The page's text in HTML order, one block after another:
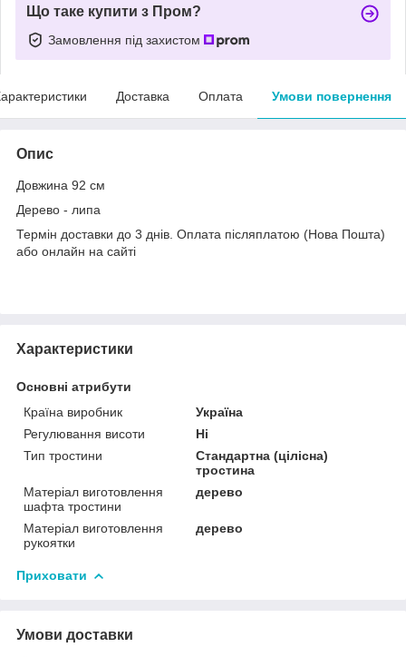
Що таке купити з Пром?
Замовлення під захистом
Доставка Оплата Умови повернення
Опис
Довжина 92 см
Дерево - липа
Термін доставки до 3 днів. Оплата післяплатою (Нова Пошта)
або онлайн на сайті
Характеристики
Основні атрибути
Країна виробник
Україна
Регулювання висоти
Ні
Тип тростини
Стандартна (цілісна)
тростина
Матеріал виготовлення
шафта тростини
дерево
Матеріал виготовлення
рукоятки
дерево
Приховати
Умови доставки